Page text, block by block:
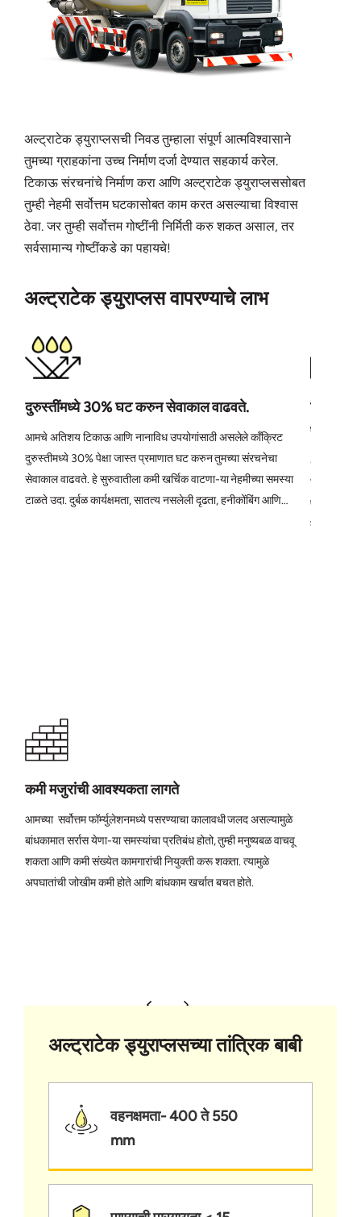
अल्ट्राटेक ड्युराप्लसची निवड तुम्हाला संपूर्ण आत्मविश्वासाने
तुमच्या ग्राहकांना उच्च निर्माण दर्जा देण्यात सहकार्य करेल.
टिकाऊ संरचनांचे निर्माण करा आणि अल्ट्राटेक ड्युराप्लससोबत
तुम्ही नेहमी सर्वोत्तम घटकासोबत काम करत असल्याचा विश्वास
ठेवा. जर तुम्ही सर्वोत्तम गोष्टींनी निर्मिती करु शकत असाल, तर
सर्वसामान्य गोष्टींकडे का पहायचे!
अल्ट्राटेक ड्युराप्लस वापरण्याचे लाभ
दुरुस्तींमध्ये 30% घट करुन सेवाकाल वाढवते.
आमचे अतिशय टिकाऊ आणि नानाविध उपयोगांसाठी असलेले कॉंक्रिट
दुरुस्तीमध्ये 30% पेक्षा जास्त प्रमाणात घट करुन तुमच्या संरचनेचा
सेवाकाल वाढवते. हे सुरुवातीला कमी खर्चिक वाटणा-या नेहमीच्या समस्या
टाळते उदा. दुर्बळ कार्यक्षमता, सातत्य नसलेली दृढता, हनीकोंबिंग आणि
झिरपणे कमी
प्रतिरोध
अल्ट्राटेकचे
झिरपण्याला
प्रतिरोध
देते आणि
कमी मजुरांची आवश्यकता लागते
आमच्या सर्वोत्तम फॉर्म्युलेशनमध्ये पसरण्याचा कालावधी जलद असल्यामुळे
बांधकामात सर्रास येणा-या समस्यांचा प्रतिबंध होतो, तुम्ही मनुष्यबळ वाचवू
शकता आणि कमी संख्येत कामगारांची नियुक्ती करू शकता. त्यामुळे
अपघातांची जोखीम कमी होते आणि बांधकाम खर्चात बचत होते.
अल्ट्राटेक ड्युराप्लसच्या तांत्रिक बाबी
वहनक्षमता- 400 ते 550
mm